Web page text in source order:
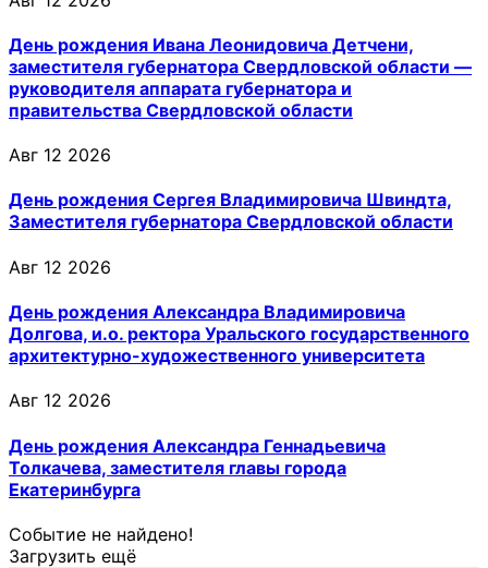
День рождения Ивана Леонидовича Детчени,
заместителя губернатора Свердловской области —
руководителя аппарата губернатора и
правительства Свердловской области
Авг 12 2026
День рождения Сергея Владимировича Швиндта,
Заместителя губернатора Свердловской области
Авг 12 2026
День рождения Александра Владимировича
Долгова, и.о. ректора Уральского государственного
архитектурно-художественного университета
Авг 12 2026
День рождения Александра Геннадьевича
Толкачева, заместителя главы города
Екатеринбурга
Событие не найдено!
Загрузить ещё